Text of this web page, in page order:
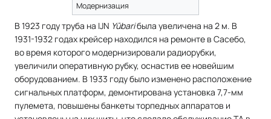
Модернизация
В 1923 году труба на IJN Yūbariбыла увеличена на 2 м. В
1931-1932 годах крейсер находился на ремонте в Сасебо,
во время которого модернизировали радиорубки,
увеличили оперативную рубку, оснастив ее новейшим
оборудованием. В 1933 году было изменено расположение
сигнальных платформ, демонтирована установка 7,7-мм
пулемета, повышены банкеты торпедных аппаратов и